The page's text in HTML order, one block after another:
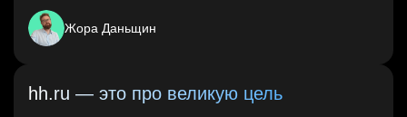
Жора Даньщин
hh.ru — это про великую цель